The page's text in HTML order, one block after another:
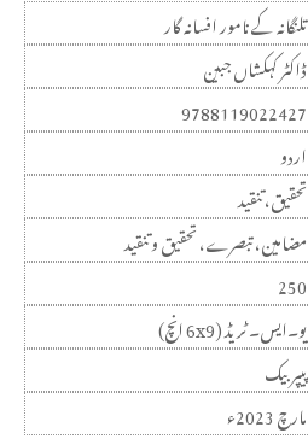
تلنگانہ کے نامور افسانہ گار
ڈاکٹر کہکشاں جبین
9788119022427
اردو
تحقیق، تنقید
مضامین، تبصرے، تحقیق و تنقید
250
یو۔ایس۔ ٹریڈ (6x9 انچ)
پیپربیک
مارچ 2023ء